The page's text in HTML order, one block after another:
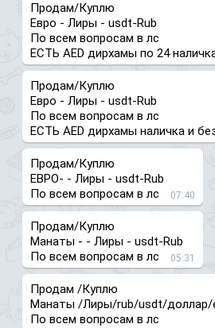
Продам/Куплю
Евро - Лиры - usdt-Rub
По всем вопросам в лс
ЕСТЬ AED дирхамы по 24
Продам/Куплю
Евро - Лиры - usdt-Rub
По всем вопросам в лс
ЕСТЬ AED дирхамы наличка и
Продам/Куплю
ЕВРО- - Лиры - usdt-Rub
По всем вопросам в лс
07:40
Продам/Куплю
Манаты - - Лиры - usdt-Rub
По всем вопросам в лс
05:31
Продам /Куплю
Манаты /Лиры/rub/usdt/доллар/
По всем вопросам в лс